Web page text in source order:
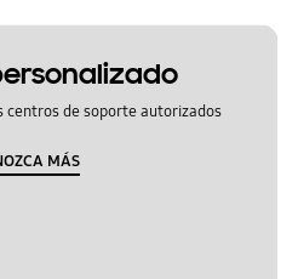
centros de soporte autorizados
MÁS